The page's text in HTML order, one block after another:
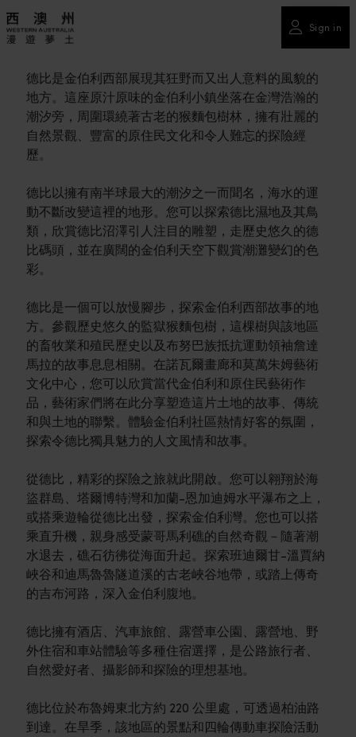
Sign in
德比是金伯利西部展現其狂野而又出人意料的風貌的
地方。這座原汁原味的金伯利小鎮坐落在金灣浩瀚的
潮汐旁，周圍環繞著古老的猴麵包樹林，擁有壯麗的
自然景觀、豐富的原住民文化和令人難忘的探險經
歷。
德比以擁有南半球最大的潮汐之一而聞名，海水的運
動不斷改變這裡的地形。您可以探索德比濕地及其鳥
類，欣賞德比沼澤引人注目的雕塑，走歷史悠久的德
比碼頭，並在廣闊的金伯利天空下觀賞潮灘變幻的色
彩。
德比是一個可以放慢腳步，探索金伯利西部故事的地
方。參觀歷史悠久的監獄猴麵包樹，這棵樹與該地區
的畜牧業和殖民歷史以及布努巴族抵抗運動領袖詹達
馬拉的故事息息相關。在諾瓦爾畫廊和莫萬朱姆藝術
文化中心，您可以欣賞當代金伯利和原住民藝術作
品，藝術家們將在此分享塑造這片土地的故事、傳統
和與土地的聯繫。體驗金伯利社區熱情好客的氛圍，
探索令德比獨具魅力的人文風情和故事。
從德比，精彩的探險之旅就此開啟。您可以翱翔於海
盜群島、塔爾博特灣和加蘭-恩加迪姆水平瀑布之上，
或搭乘遊輪從德比出發，探索金伯利灣。您也可以搭
乘直升機，親身感受蒙哥馬利礁的自然奇觀－隨著潮
水退去，礁石彷彿從海面升起。探索班迪爾甘-溫賈納
峽谷和迪馬魯魯隧道溪的古老峽谷地帶，或踏上傳奇
的吉布河路，深入金伯利腹地。
德比擁有酒店、汽車旅館、露營車公園、露營地、野
外住宿和車站體驗等多種住宿選擇，是公路旅行者、
自然愛好者、攝影師和探險的理想基地。
德比位於布魯姆東北方約 220 公里處，可透過柏油路
到達。在旱季，該地區的景點和四輪傳動車探險活動